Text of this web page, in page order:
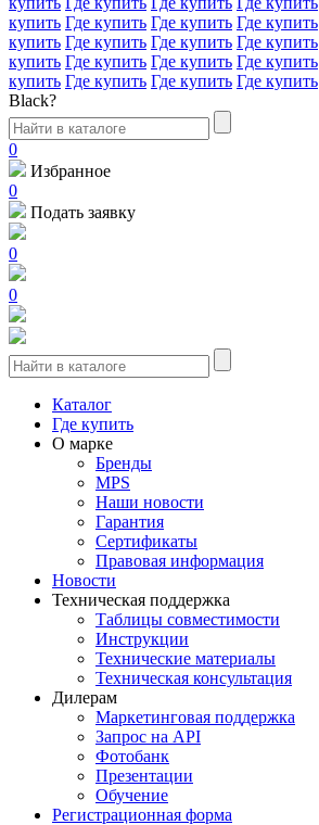
купить Где купить Где купить Где купить
купить Где купить Где купить Где купить
купить Где купить Где купить Где купить
купить Где купить Где купить Где купить
Black?
0
Избранное
0
Подать заявку
0
0
Каталог
Где купить
О марке
Бренды
MPS
Наши новости
Гарантия
Сертификаты
Правовая информация
Новости
Техническая поддержка
Таблицы совместимости
Инструкции
Технические материалы
Техническая консультация
Дилерам
Маркетинговая поддержка
Запрос на API
Фотобанк
Презентации
Обучение
Регистрационная форма